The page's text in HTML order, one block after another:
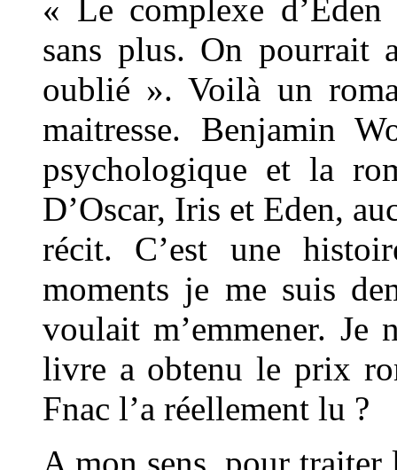
« Le complexe
sans plus. On
oublié ». Voilà un
maitresse. Benjamin
psychologique et la
D’Oscar, Iris et Eden,
récit. C’est une
moments je me suis
voulait m’emmener. Je
livre a obtenu le prix
Fnac l’a réellement lu ?